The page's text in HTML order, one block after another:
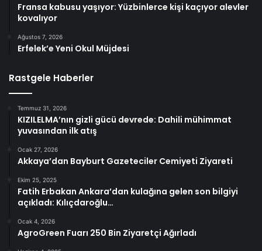
Fransa kabusu yaşıyor: Yüzbinlerce kişi kaçıyor alevler
kovalıyor
Ağustos 7, 2026
Erfelek’e Yeni Okul Müjdesi
Rastgele Haberler
Temmuz 31, 2026
KIZILELMA’nın gizli gücü devrede: Dahili mühimmat
yuvasından ilk atış
Ocak 27, 2026
Akkaya’dan Bayburt Gazeteciler Cemiyeti Ziyareti
Ekim 25, 2025
Fatih Erbakan Ankara’dan kulağına gelen son bilgiyi
açıkladı: Kılıçdaroğlu…
Ocak 4, 2026
AgroGreen Fuarı 250 Bin Ziyaretçi Ağırladı